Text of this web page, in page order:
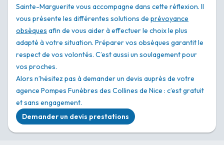
Sainte-Marguerite vous accompagne dans cette réflexion. Il
vous présente les différentes solutions de prévoyance
obsèques afin de vous aider à effectuer le choix le plus
adapté à votre situation. Préparer vos obsèques garantit le
respect de vos volontés. C’est aussi un soulagement pour
vos proches.
Alors n’hésitez pas à demander un devis auprès de votre
agence Pompes Funèbres des Collines de Nice : c’est gratuit
et sans engagement.
Demander un devis prestations